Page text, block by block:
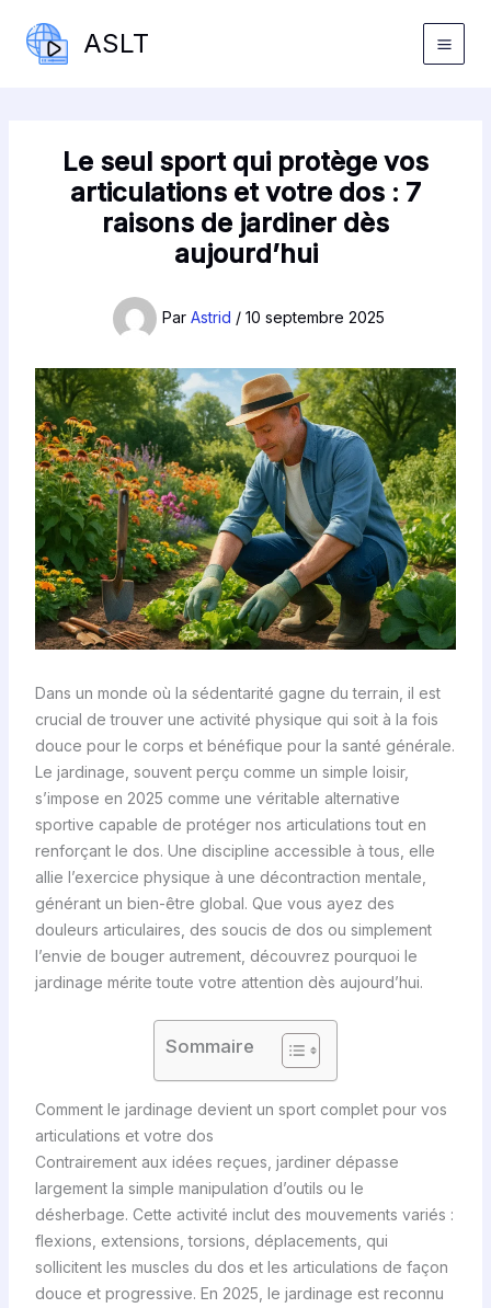
contenu
ASLT
Le seul sport qui protège vos
articulations et votre dos : 7
raisons de jardiner dès
aujourd’hui
Par Astrid / 10 septembre 2025
Dans un monde où la sédentarité gagne du terrain, il est
crucial de trouver une activité physique qui soit à la fois
douce pour le corps et bénéfique pour la santé générale.
Le jardinage, souvent perçu comme un simple loisir,
s’impose en 2025 comme une véritable alternative
sportive capable de protéger nos articulations tout en
renforçant le dos. Une discipline accessible à tous, elle
allie l’exercice physique à une décontraction mentale,
générant un bien-être global. Que vous ayez des
douleurs articulaires, des soucis de dos ou simplement
l’envie de bouger autrement, découvrez pourquoi le
jardinage mérite toute votre attention dès aujourd’hui.
Sommaire
Comment le jardinage devient un sport complet pour vos
articulations et votre dos
Contrairement aux idées reçues, jardiner dépasse
largement la simple manipulation d’outils ou le
désherbage. Cette activité inclut des mouvements variés :
flexions, extensions, torsions, déplacements, qui
sollicitent les muscles du dos et les articulations de façon
douce et progressive. En 2025, le jardinage est reconnu